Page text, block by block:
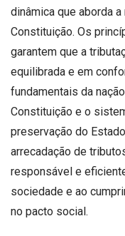
dinâmica que aborda
Constituição. Os
garantem que a
equilibrada e em
fundamentais da
Constituição e o
preservação do
arrecadação de
responsável e
sociedade e ao
no pacto social.